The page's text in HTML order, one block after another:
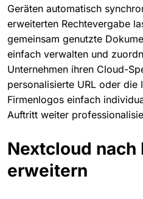
Geräten automatisch
erweiterten Rechtevergabe
gemeinsam genutzte
einfach verwalten und
Unternehmen ihren Cloud-
personalisierte URL oder die
Firmenlogos einfach
Auftritt weiter
Nextcloud nach
erweitern